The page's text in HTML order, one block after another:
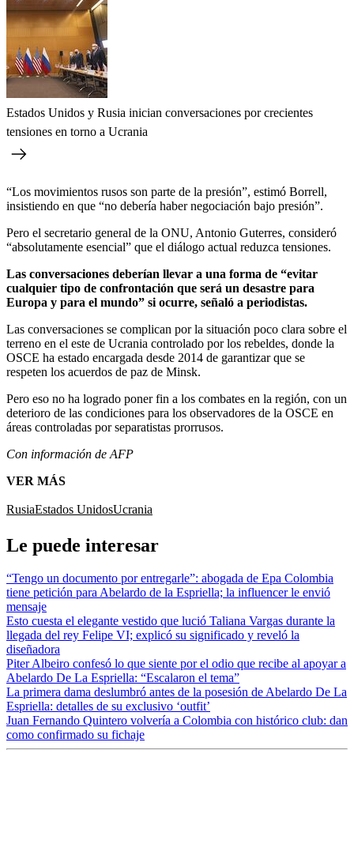
Estados Unidos y Rusia inician conversaciones por crecientes
tensiones en torno a Ucrania
“Los movimientos rusos son parte de la presión”, estimó Borrell,
insistiendo en que “no debería haber negociación bajo presión”.
Pero el secretario general de la ONU, Antonio Guterres, consideró
“absolutamente esencial” que el diálogo actual reduzca tensiones.
Las conversaciones deberían llevar a una forma de “evitar
cualquier tipo de confrontación que será un desastre para
Europa y para el mundo” si ocurre, señaló a periodistas.
Las conversaciones se complican por la situación poco clara sobre el
terreno en el este de Ucrania controlado por los rebeldes, donde la
OSCE ha estado encargada desde 2014 de garantizar que se
respeten los acuerdos de paz de Minsk.
Pero eso no ha logrado poner fin a los combates en la región, con un
deterioro de las condiciones para los observadores de la OSCE en
áreas controladas por separatistas prorrusos.
Con información de AFP
VER MÁS
RusiaEstados UnidosUcrania
Le puede interesar
“Tengo un documento por entregarle”: abogada de Epa Colombia
tiene petición para Abelardo de la Espriella; la influencer le envió
mensaje
Esto cuesta el elegante vestido que lució Taliana Vargas durante la
llegada del rey Felipe VI; explicó su significado y reveló la
diseñadora
Piter Albeiro confesó lo que siente por el odio que recibe al apoyar a
Abelardo De La Espriella: “Escalaron el tema”
La primera dama deslumbró antes de la posesión de Abelardo De La
Espriella: detalles de su exclusivo ‘outfit’
Juan Fernando Quintero volvería a Colombia con histórico club: dan
como confirmado su fichaje